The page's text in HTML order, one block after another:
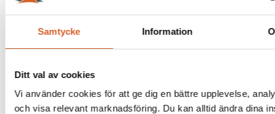
Samtycke Information
Ditt val av cookies
Vi använder cookies för att ge dig en bättre upplevelse,
och visa relevant marknadsföring. Du kan alltid ändra dina